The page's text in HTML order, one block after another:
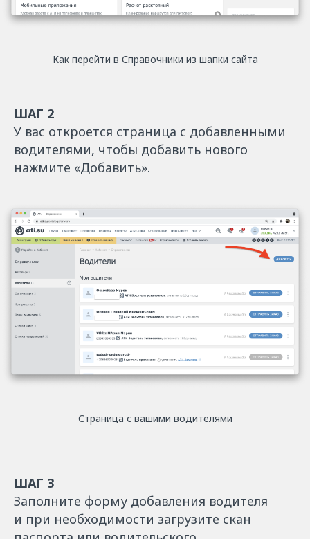
Как перейти в Справочники из шапки сайта
ШАГ 2
У вас откроется страница с добавленными
водителями, чтобы добавить нового
нажмите «Добавить».
Страница с вашими водителями
ШАГ 3
Заполните форму добавления водителя
и при необходимости загрузите скан